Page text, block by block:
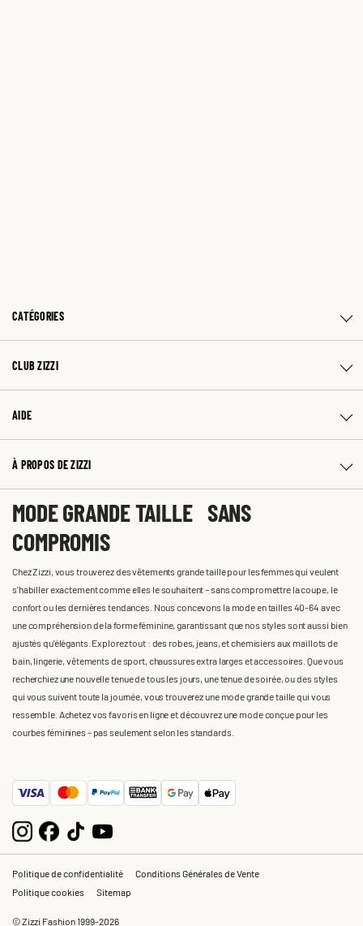
CATÉGORIES
CLUB ZIZZI
AIDE
À PROPOS DE ZIZZI
MODE GRANDE TAILLE SANS
COMPROMIS
Chez Zizzi, vous trouverez des vêtements grande taille pour les femmes qui veulent
s'habiller exactement comme elles le souhaitent – sans compromettre la coupe, le
confort ou les dernières tendances. Nous concevons la mode en tailles 40-64 avec
une compréhension de la forme féminine, garantissant que nos styles sont aussi bien
ajustés qu'élégants. Explorez tout : des robes, jeans, et chemisiers aux maillots de
bain, lingerie, vêtements de sport, chaussures extra larges et accessoires. Que vous
recherchiez une nouvelle tenue de tous les jours, une tenue de soirée, ou des styles
qui vous suivent toute la journée, vous trouverez une mode grande taille qui vous
ressemble. Achetez vos favoris en ligne et découvrez une mode conçue pour les
courbes féminines – pas seulement selon les standards.
Politique de confidentialité
Conditions Générales de Vente
Politique cookies
Sitemap
© Zizzi Fashion 1999-2026